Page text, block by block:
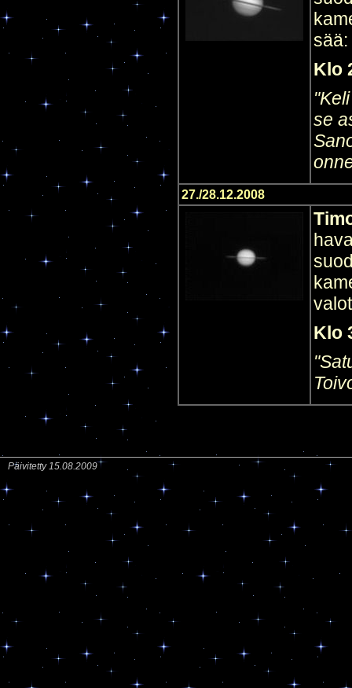
sää:
Klo
se
27./28.12.2008
Klo
Päivitetty15.08.2009